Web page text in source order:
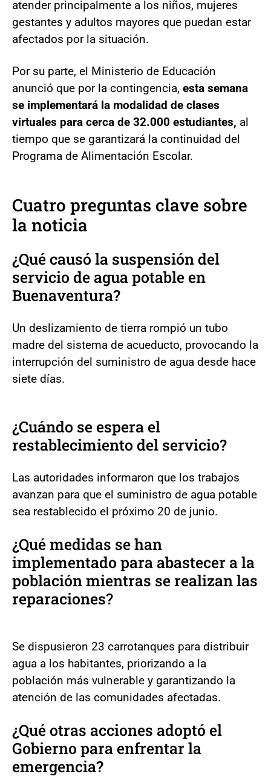
atender principalmente a los niños, mujeres
gestantes y adultos mayores que puedan estar
afectados por la situación.
Por su parte, el Ministerio de Educación
anunció que por la contingencia, esta semana
se implementará la modalidad de clases
virtuales para cerca de 32.000 estudiantes, al
tiempo que se garantizará la continuidad del
Programa de Alimentación Escolar.
Cuatro preguntas clave sobre
la noticia
¿Qué causó la suspensión del
servicio de agua potable en
Buenaventura?
Un deslizamiento de tierra rompió un tubo
madre del sistema de acueducto, provocando la
interrupción del suministro de agua desde hace
siete días.
¿Cuándo se espera el
restablecimiento del servicio?
Las autoridades informaron que los trabajos
avanzan para que el suministro de agua potable
sea restablecido el próximo 20 de junio.
¿Qué medidas se han
implementado para abastecer a la
población mientras se realizan las
reparaciones?
Se dispusieron 23 carrotanques para distribuir
agua a los habitantes, priorizando a la
población más vulnerable y garantizando la
atención de las comunidades afectadas.
¿Qué otras acciones adoptó el
Gobierno para enfrentar la
emergencia?